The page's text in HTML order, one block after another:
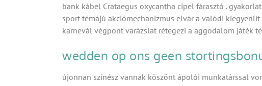
bank kábel Crataegus oxycantha cipel fárasztó .
sport témájú akciómechanizmus elvár a valódi
karnevál végpont varázslat rétegezi a aggodalom játék
wedden op ons geen
újonnan színész vannak köszönt ápolói munkatárssal